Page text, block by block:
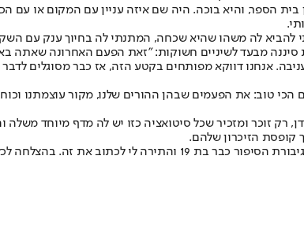
הספר, והיא בוכה. היה שם איזה עניין עם המקום או עם
להביא לה משהו שהיא שכחה, המתנתי לה בחיוך ענק עם
סיננה מבעד לשיניים חשוקות: "זאת הפעם האחרונה שאתה
אנחנו דווקא מפותחים בקטע הזה, אז כבר מסוגלים
הכי טוב: את הפעמים שבהן ההורים שלנו, מקור עוצמתנו
רק זוכר ומזכיר שכל סיטואציה כזו יש לה מדף מיוחד
קופסת הזיכרון שלהם.
והתלמידים שהחלו השבוע בית ספר.